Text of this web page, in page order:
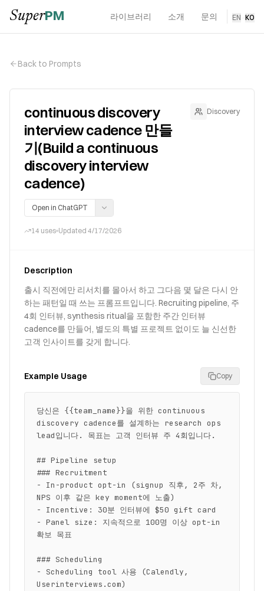
SuperPM 라이브러리 소개 문의 EN · KO
Back to Prompts
continuous discovery
interview cadence 만들
기(Build a continuous
discovery interview
cadence)
Open in ChatGPT
Discovery
14 uses Updated 4/17/2026
Description
출시 직전에만 리서치를 몰아서 하고 그다음 몇 달은 다시 안
하는 패턴일 때 쓰는 프롬프트입니다. Recruiting pipeline, 주
4회 인터뷰, synthesis ritual을 포함한 주간 인터뷰
cadence를 만들어, 별도의 특별 프로젝트 없이도 늘 신선한
고객 인사이트를 갖게 합니다.
Example Usage Copy
당신은 {{team_name}}을 위한 continuous
discovery cadence를 설계하는 research ops
lead입니다. 목표는 고객 인터뷰 주 4회입니다.
## Pipeline setup
### Recruitment
- In-product opt-in (signup 직후, 2주 차,
NPS 이후 같은 key moment에 노출)
- Incentive: 30분 인터뷰에 $50 gift card
- Panel size: 지속적으로 100명 이상 opt-in
확보 목표
### Scheduling
- Scheduling tool 사용 (Calendly,
Userinterviews.com)